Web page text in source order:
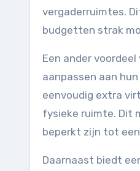
vergaderruimtes.
budgetten strak
Een ander
aanpassen aan
eenvoudig extra
fysieke ruimte. Dit
beperkt zijn tot
Daarnaast biedt